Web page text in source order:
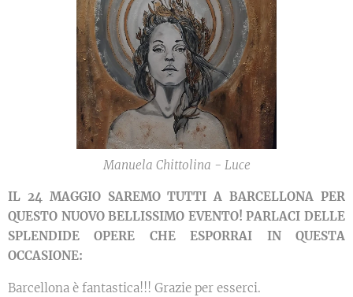
Manuela Chittolina - Luce
IL 24 MAGGIO SAREMO TUTTI A BARCELLONA PER
QUESTO NUOVO BELLISSIMO EVENTO! PARLACI DELLE
SPLENDIDE OPERE CHE ESPORRAI IN QUESTA
OCCASIONE:
Barcellona è fantastica!!! Grazie per esserci.